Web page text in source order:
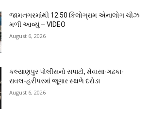
જામનગરમાંથી 12.50 કિલોગ્રામ એનાલોગ ચીઝ
મળી આવ્યું – VIDEO
August 6, 2026
કલ્યાણપુર પોલીસનો સપાટો, મેવાસા-ગઢકા-
રાવલ-હરીપરમાં જૂગાર સ્થળે દરોડા
August 6, 2026